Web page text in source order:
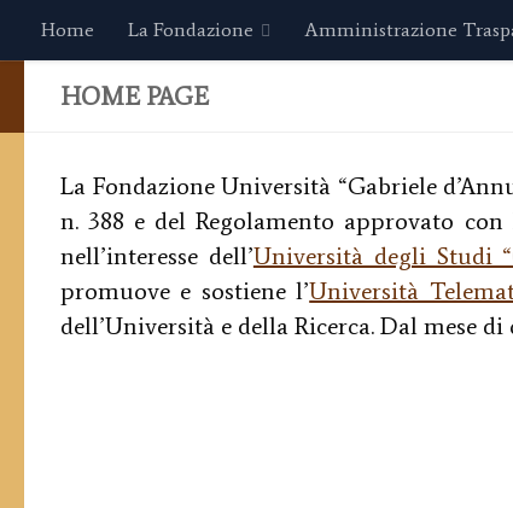
Sotto il contenuto
Home La Fondazione Amministrazione
HOME PAGE
La Fondazione Università “Gabriele
n. 388 e del Regolamento approvato
nell’interesse dell’Università degli Studi
promuove e sostiene l’Università
dell’Università e della Ricerca. Dal mese